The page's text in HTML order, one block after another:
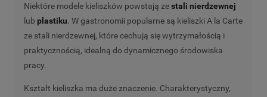
Niektóre modele kieliszków powstają zestali nierdzewnej
lub plastiku. W gastronomii popularne są kieliszki A la Carte
ze stali nierdzewnej, które cechują się wytrzymałością i
praktycznością, idealną do dynamicznego środowiska
pracy.
Kształt kieliszka ma duże znaczenie. Charakterystyczny,